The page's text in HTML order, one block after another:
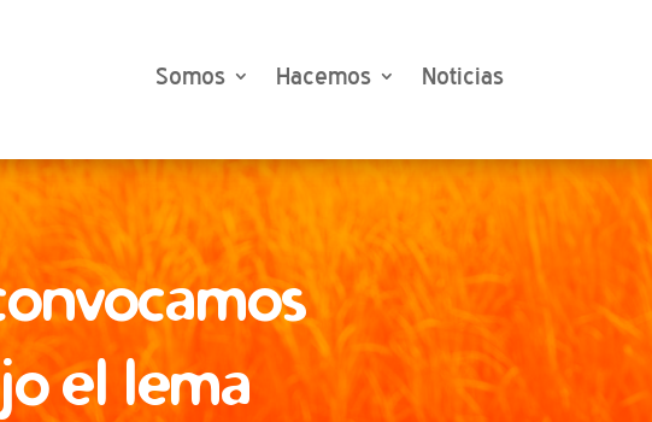
Somos Hacemos Noticias
el lema